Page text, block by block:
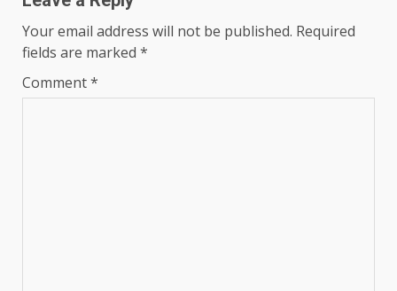
Your email address will not be published. Required
fields are marked *
Comment*